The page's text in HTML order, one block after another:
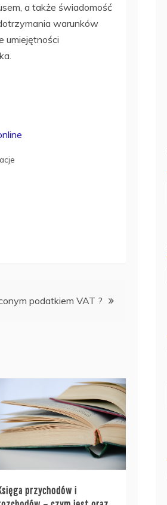
a także świadomość
warunków
umiejętności
podatkiem VAT ?
przychodów i